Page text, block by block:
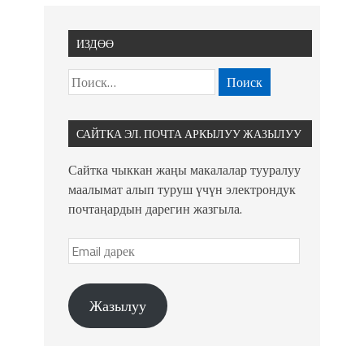
ИЗДӨӨ
САЙТКА ЭЛ. ПОЧТА АРКЫЛУУ ЖАЗЫЛУУ
Сайтка чыккан жаңы макалалар тууралуу
маалымат алып туруш үчүн электрондук
почтаңардын дарегин жазгыла.
Жазылуу